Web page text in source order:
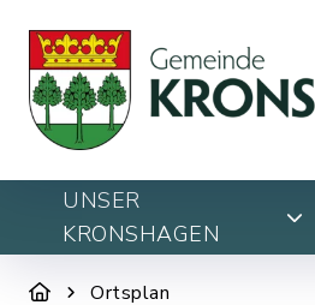
UNSER
KRONSHAGEN
Ortsplan